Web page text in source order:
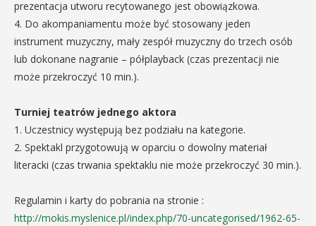
prezentacja utworu recytowanego jest obowiązkowa.
4. Do akompaniamentu może być stosowany jeden
instrument muzyczny, mały zespół muzyczny do trzech osób
lub dokonane nagranie – półplayback (czas prezentacji nie
może przekroczyć 10 min.).
Turniej teatrów jednego aktora
1. Uczestnicy występują bez podziału na kategorie.
2. Spektakl przygotowują w oparciu o dowolny materiał
literacki (czas trwania spektaklu nie może przekroczyć 30 min.).
Regulamin i karty do pobrania na stronie :
http://mokis.myslenice.pl/index.php/70-uncategorised/1962-65-